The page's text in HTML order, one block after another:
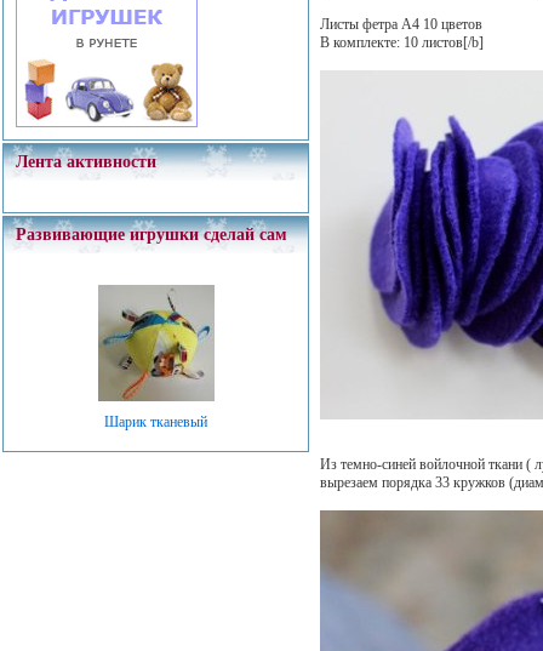
Лента активности
Развивающие игрушки сделай сам
Шарик тканевый
Листы фетра А4 10 цветов
В комплекте: 10 листов[/b]
Из темно-синей войлочной ткани (
вырезаем порядка 33 кружков